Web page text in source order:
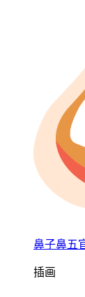
鼻子鼻五
插画